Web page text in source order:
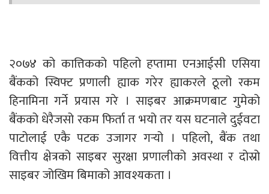
२०७४ को कात्तिकको पहिलो हप्तामा एनआईसी एसिया
बैंकको स्विफ्ट प्रणाली ह्याक गरेर ह्याकरले ठूलो रकम
हिनामिना गर्ने प्रयास गरे । साइबर आक्रमणबाट गुमेको
बैंकको धेरैजसो रकम फिर्ता त भयो तर यस घटनाले दुईवटा
पाटोलाई एकै पटक उजागर गर्‍यो । पहिलो, बैंक तथा
वित्तीय क्षेत्रको साइबर सुरक्षा प्रणालीको अवस्था र दोस्रो
साइबर जोखिम बिमाको आवश्यकता ।